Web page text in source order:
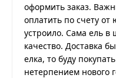
оформить заказ.
оплатить по счету
устроило. Сама ель
качество. Доставка
елка, то буду
нетерпением нового